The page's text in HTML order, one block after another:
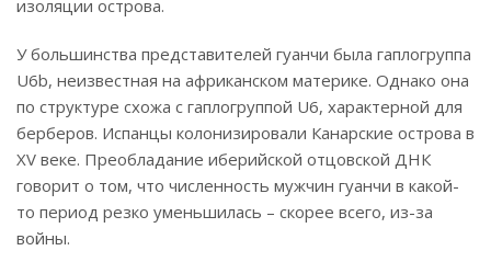
изоляции острова.
У большинства представителей гуанчи была гаплогруппа
U6b, неизвестная на африканском материке. Однако она
по структуре схожа с гаплогруппой U6, характерной для
берберов. Испанцы колонизировали Канарские острова в
XV веке. Преобладание иберийской отцовской ДНК
говорит о том, что численность мужчин гуанчи в какой-
то период резко уменьшилась – скорее всего, из-за
войны.